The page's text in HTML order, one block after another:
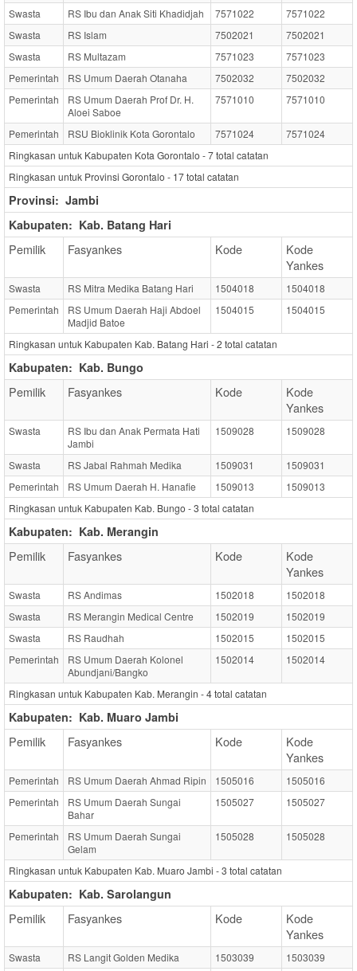
Swasta RS Ibu dan Anak Siti Khadidjah 7571022
7571022
Swasta
RS Islam 7502021
7502021
Swasta
RS Multazam 7571023
7571023
Pemerintah
RS Umum Daerah Otanaha 7502032
7502032
Pemerintah
RS Umum Daerah Prof Dr. H.
Aloei Saboe
7571010 7571010
Pemerintah RSU Bioklinik Kota Gorontalo 7571024
7571024
Ringkasan untuk Kabupaten Kota Gorontalo -7total catatan
Ringkasan untuk Provinsi Gorontalo - 17total catatan
Provinsi: Jambi
Kabupaten: Kab. Batang Hari
Pemilik Fasyankes Kode
Kode
Yankes
Swasta RS Mitra Medika Batang Hari 1504018
1504018
Pemerintah
RS Umum Daerah Haji Abdoel
Madjid Batoe
1504015 1504015
Ringkasan untuk Kabupaten Kab. Batang Hari -2 total catatan
Kabupaten: Kab. Bungo
Pemilik Fasyankes Kode
Kode
Yankes
Swasta
RS Ibu dan Anak Permata Hati
Jambi
1509028 1509028
Swasta RS Jabal Rahmah Medika 1509031
1509031
Pemerintah
RS Umum Daerah H. Hanafie 1509013
1509013
Ringkasan untuk Kabupaten Kab. Bungo -3 total catatan
Kabupaten: Kab. Merangin
Pemilik Fasyankes Kode
Kode
Yankes
Swasta RS Andimas 1502018
1502018
Swasta
RS Merangin Medical Centre 1502019
1502019
Swasta
RS Raudhah 1502015
1502015
Pemerintah
RS Umum Daerah Kolonel
Abundjani/Bangko
1502014 1502014
Ringkasan untuk Kabupaten Kab. Merangin -4total catatan
Kabupaten: Kab. Muaro Jambi
Pemilik Fasyankes Kode
Kode
Yankes
Pemerintah RS Umum Daerah Ahmad Ripin 1505016
1505016
Pemerintah
RS Umum Daerah Sungai
Bahar
1505027 1505027
Pemerintah
RS Umum Daerah Sungai
Gelam
1505028 1505028
Ringkasan untuk Kabupaten Kab. Muaro Jambi -3 total catatan
Kabupaten: Kab. Sarolangun
Pemilik Fasyankes Kode
Kode
Yankes
Swasta RS Langit Golden Medika 1503039
1503039